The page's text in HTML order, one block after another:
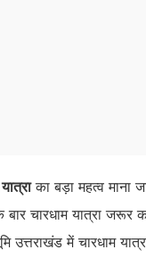
का बड़ा महत्व माना
चारधाम यात्रा जरूर
उत्तराखंड में चारधाम